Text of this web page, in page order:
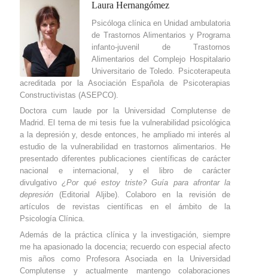
Laura Hernangómez
Psicóloga clínica en Unidad ambulatoria
de Trastornos Alimentarios y Programa
infanto-juvenil de Trastornos
Alimentarios del Complejo Hospitalario
Universitario de Toledo. Psicoterapeuta
acreditada por la Asociación Española de Psicoterapias
Constructivistas (ASEPCO).
Doctora cum laude por la Universidad Complutense de
Madrid. El tema de mi tesis fue la vulnerabilidad psicológica
a la depresión y, desde entonces, he ampliado mi interés al
estudio de la vulnerabilidad en trastornos alimentarios. He
presentado diferentes publicaciones científicas de carácter
nacional e internacional, y el libro de carácter
divulgativo¿Por qué estoy triste? Guía para afrontar la
depresión (Editorial Aljibe). Colaboro en la revisión de
artículos de revistas científicas en el ámbito de la
Psicología Clínica.
Además de la práctica clínica y la investigación, siempre
me ha apasionado la docencia; recuerdo con especial afecto
mis años como Profesora Asociada en la Universidad
Complutense y actualmente mantengo colaboraciones